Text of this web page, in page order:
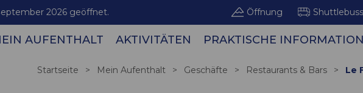
2026 geöffnet. Öffnung
AUFENTHALT AKTIVITÄTEN PRAKTISCHE
Startseite > Mein Aufenthalt > Geschäfte > Restaurants & Bars > Le